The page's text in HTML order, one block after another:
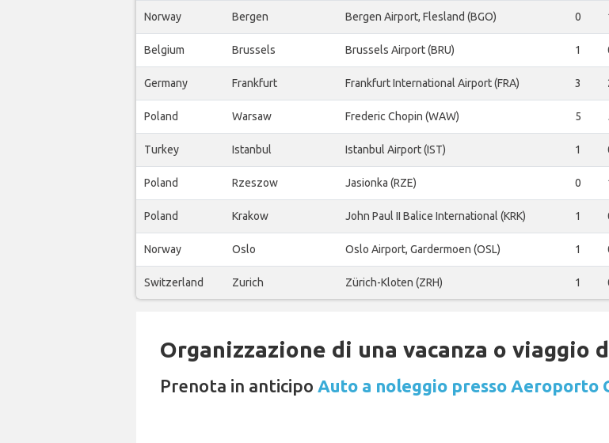
Norway Bergen Bergen Airport, Flesland (BGO) 0
Belgium Brussels Brussels Airport (BRU) 1
Germany Frankfurt Frankfurt International Airport (FRA) 3
Poland Warsaw Frederic Chopin (WAW) 5
Turkey Istanbul Istanbul Airport (IST) 1
Poland Rzeszow Jasionka (RZE) 0
Poland Krakow John Paul II Balice International (KRK) 1
Norway Oslo Oslo Airport, Gardermoen (OSL) 1
Switzerland Zurich Zürich-Kloten (ZRH) 1
Organizzazione di una vacanza o viaggio
Prenota in anticipo Auto a noleggio presso Aeroporto